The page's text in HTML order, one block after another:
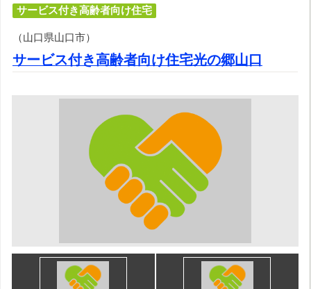
サービス付き高齢者向け住宅
（山口県山口市）
サービス付き高齢者向け住宅光の郷山口